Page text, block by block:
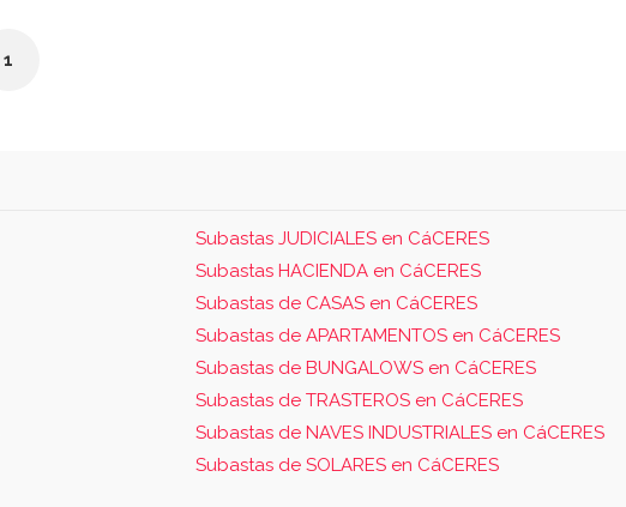
1
Subastas JUDICIALES en CáCERES
Subastas HACIENDA en CáCERES
Subastas de CASAS en CáCERES
Subastas de APARTAMENTOS en CáCERES
Subastas de BUNGALOWS en CáCERES
Subastas de TRASTEROS en CáCERES
Subastas de NAVES INDUSTRIALES en CáCERES
Subastas de SOLARES en CáCERES